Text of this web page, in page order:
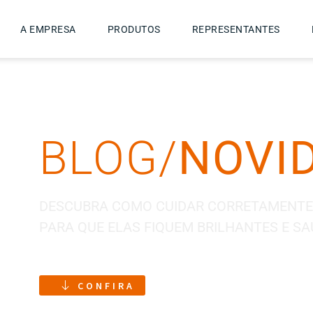
A EMPRESA PRODUTOS REPRESENTANTES
BLOG/
CONFIRA